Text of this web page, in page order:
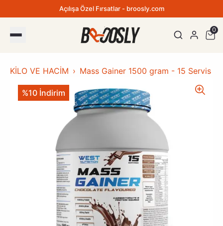
Açılışa Özel Fırsatlar - broosly.com
0
KİLO VE HACİM Mass Gainer 1500 gram - 15 Servis
%10 İndirim